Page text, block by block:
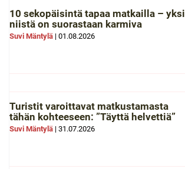
10 sekopäisintä tapaa matkailla – yksi
niistä on suorastaan karmiva
Suvi Mäntylä | 01.08.2026
Turistit varoittavat matkustamasta
tähän kohteeseen: ”Täyttä helvettiä”
Suvi Mäntylä | 31.07.2026